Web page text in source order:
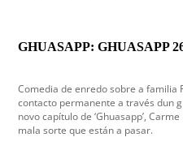
GHUASAPP: GHUASAPP
Comedia de enredo sobre a familia
contacto permanente a través dun
novo capítulo de ‘Ghuasapp’,
mala sorte que están a pasar.